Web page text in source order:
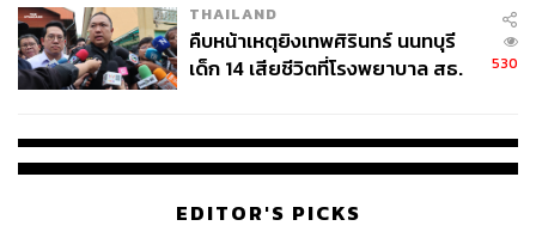
เช่น บ่อนคาสิโน งานบริการในโรงแรม และงานทั่วไปดำเนิน
ต่อไปได้ตราบใดที่ไม่มีส่วนเกี่ยวข้องกับการหลอกลวงหรือ
อาชญากรรมทางไซเบอร์เพื่อพัฒนาคุณภาพชีวิตของ
THAILAND
คืบหน้าเหตุยิงเทพศิรินทร์ นนทบุรี
เด็ก 14 เสียชีวิตที่โรงพยาบาล สธ.
530
EDITOR'S PICKS